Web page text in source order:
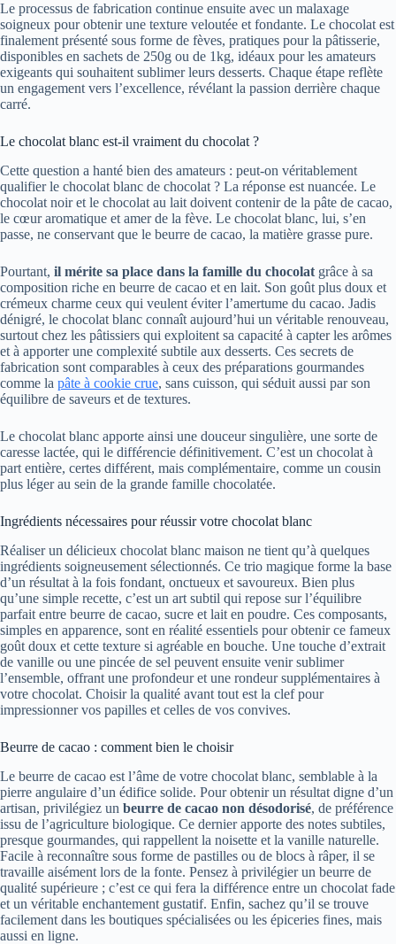
Le processus de fabrication continue ensuite avec un malaxage
soigneux pour obtenir une texture veloutée et fondante. Le chocolat est
finalement présenté sous forme de fèves, pratiques pour la pâtisserie,
disponibles en sachets de 250g ou de 1kg, idéaux pour les amateurs
exigeants qui souhaitent sublimer leurs desserts. Chaque étape reflète
un engagement vers l’excellence, révélant la passion derrière chaque
carré.
Le chocolat blanc est-il vraiment du chocolat ?
Cette question a hanté bien des amateurs : peut-on véritablement
qualifier le chocolat blanc de chocolat ? La réponse est nuancée. Le
chocolat noir et le chocolat au lait doivent contenir de la pâte de cacao,
le cœur aromatique et amer de la fève. Le chocolat blanc, lui, s’en
passe, ne conservant que le beurre de cacao, la matière grasse pure.
Pourtant, il mérite sa place dans la famille du chocolat grâce à sa
composition riche en beurre de cacao et en lait. Son goût plus doux et
crémeux charme ceux qui veulent éviter l’amertume du cacao. Jadis
dénigré, le chocolat blanc connaît aujourd’hui un véritable renouveau,
surtout chez les pâtissiers qui exploitent sa capacité à capter les arômes
et à apporter une complexité subtile aux desserts. Ces secrets de
fabrication sont comparables à ceux des préparations gourmandes
comme la pâte à cookie crue, sans cuisson, qui séduit aussi par son
équilibre de saveurs et de textures.
Le chocolat blanc apporte ainsi une douceur singulière, une sorte de
caresse lactée, qui le différencie définitivement. C’est un chocolat à
part entière, certes différent, mais complémentaire, comme un cousin
plus léger au sein de la grande famille chocolatée.
Ingrédients nécessaires pour réussir votre chocolat blanc
Réaliser un délicieux chocolat blanc maison ne tient qu’à quelques
ingrédients soigneusement sélectionnés. Ce trio magique forme la base
d’un résultat à la fois fondant, onctueux et savoureux. Bien plus
qu’une simple recette, c’est un art subtil qui repose sur l’équilibre
parfait entre beurre de cacao, sucre et lait en poudre. Ces composants,
simples en apparence, sont en réalité essentiels pour obtenir ce fameux
goût doux et cette texture si agréable en bouche. Une touche d’extrait
de vanille ou une pincée de sel peuvent ensuite venir sublimer
l’ensemble, offrant une profondeur et une rondeur supplémentaires à
votre chocolat. Choisir la qualité avant tout est la clef pour
impressionner vos papilles et celles de vos convives.
Beurre de cacao : comment bien le choisir
Le beurre de cacao est l’âme de votre chocolat blanc, semblable à la
pierre angulaire d’un édifice solide. Pour obtenir un résultat digne d’un
artisan, privilégiez un beurre de cacao non désodorisé, de préférence
issu de l’agriculture biologique. Ce dernier apporte des notes subtiles,
presque gourmandes, qui rappellent la noisette et la vanille naturelle.
Facile à reconnaître sous forme de pastilles ou de blocs à râper, il se
travaille aisément lors de la fonte. Pensez à privilégier un beurre de
qualité supérieure ; c’est ce qui fera la différence entre un chocolat fade
et un véritable enchantement gustatif. Enfin, sachez qu’il se trouve
facilement dans les boutiques spécialisées ou les épiceries fines, mais
aussi en ligne.